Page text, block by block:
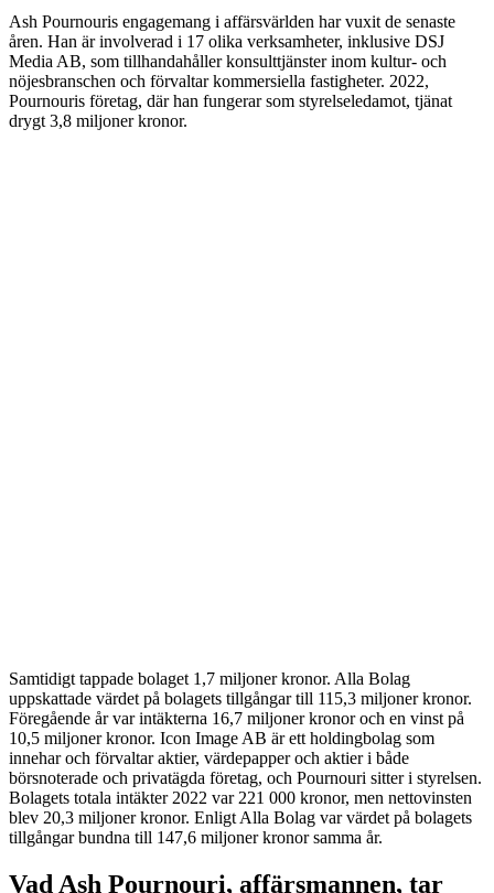
Ash Pournouris engagemang i affärsvärlden har vuxit de senaste
åren. Han är involverad i 17 olika verksamheter, inklusive DSJ
Media AB, som tillhandahåller konsulttjänster inom kultur- och
nöjesbranschen och förvaltar kommersiella fastigheter. 2022,
Pournouris företag, där han fungerar som styrelseledamot, tjänat
drygt 3,8 miljoner kronor.
Samtidigt tappade bolaget 1,7 miljoner kronor. Alla Bolag
uppskattade värdet på bolagets tillgångar till 115,3 miljoner kronor.
Föregående år var intäkterna 16,7 miljoner kronor och en vinst på
10,5 miljoner kronor. Icon Image AB är ett holdingbolag som
innehar och förvaltar aktier, värdepapper och aktier i både
börsnoterade och privatägda företag, och Pournouri sitter i styrelsen.
Bolagets totala intäkter 2022 var 221 000 kronor, men nettovinsten
blev 20,3 miljoner kronor. Enligt Alla Bolag var värdet på bolagets
tillgångar bundna till 147,6 miljoner kronor samma år.
Vad Ash Pournouri, affärsmannen, tar